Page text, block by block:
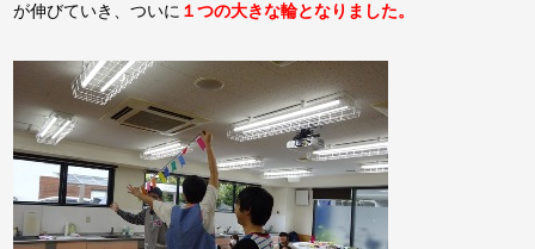
が伸びていき、ついに １つの大きな輪となりました。